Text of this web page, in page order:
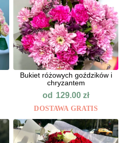
Bukiet różowych goździków i
chryzantem
od 129.00zł
DOSTAWA GRATIS